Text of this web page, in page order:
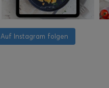
Auf Instagram folgen